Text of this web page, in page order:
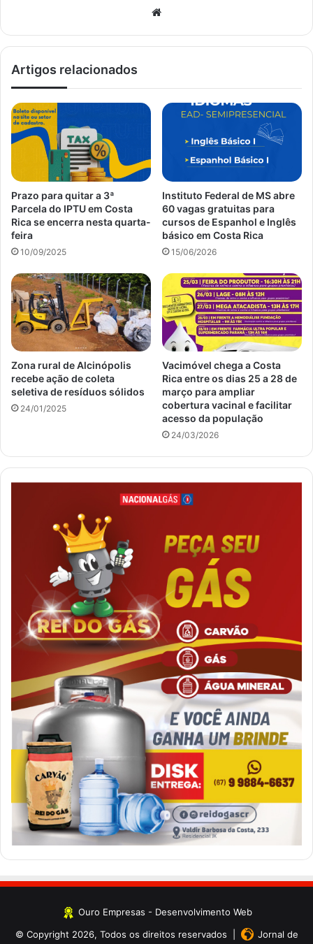
Artigos relacionados
Prazo para quitar a 3ª
Parcela do IPTU em Costa
Rica se encerra nesta quarta-
feira
10/09/2025
Instituto Federal de MS abre
60 vagas gratuitas para
cursos de Espanhol e Inglês
básico em Costa Rica
15/06/2026
Zona rural de Alcinópolis
recebe ação de coleta
seletiva de resíduos sólidos
24/01/2025
Vacimóvel chega a Costa
Rica entre os dias 25 a 28 de
março para ampliar
cobertura vacinal e facilitar
acesso da população
24/03/2026
Ouro Empresas - Desenvolvimento Web
© Copyright 2026, Todos os direitos reservados |
Jornal de